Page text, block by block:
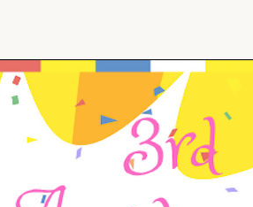
リフォームアクセル